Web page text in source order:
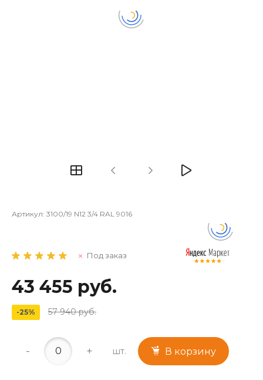
Артикул: 3100/19 N12 3/4 RAL 9016
Под заказ
43 455 руб.
-25% 57 940 руб.
- + шт. В корзину